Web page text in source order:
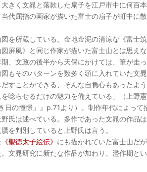
きく文晁と落款した扇子を江戸市中に何百
代屈指の画家が描いた富士の扇子が町中に
を所蔵している。金地金泥の清涼な《富士
図屏風》と同じ作家が描いた富士山とは思え
、文政の後半から天保にかけては、筆が走
もそのパターンを数多く頭に入れていた文
すことができる、そんな自負心もあったよ
唸らせるだけの魅力を備えている」（上野
日の憧憬」』p.71より）。制作年代によっ
氏は述べている。多作であった文晁の作品
を判別していると上野氏は言う。
《聖徳太子絵伝》 にも描かれていた富士山だ
文晁研究に新たな作品が加わり、濫作期と